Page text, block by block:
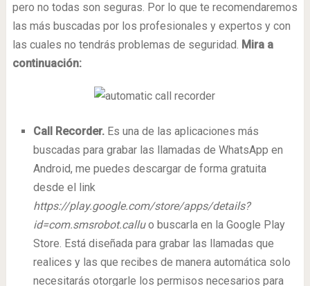
pero no todas son seguras. Por lo que te recomendaremos
las más buscadas por los profesionales y expertos y con
las cuales no tendrás problemas de seguridad. Mira a
continuación:
Call Recorder.Es una de las aplicaciones más
buscadas para grabar las llamadas de WhatsApp en
Android, me puedes descargar de forma gratuita
desde el link
https://play.google.com/store/apps/details?
id=com.smsrobot.calluo buscarla en la Google Play
Store. Está diseñada para grabar las llamadas que
realices y las que recibes de manera automática solo
necesitarás otorgarle los permisos necesarios para